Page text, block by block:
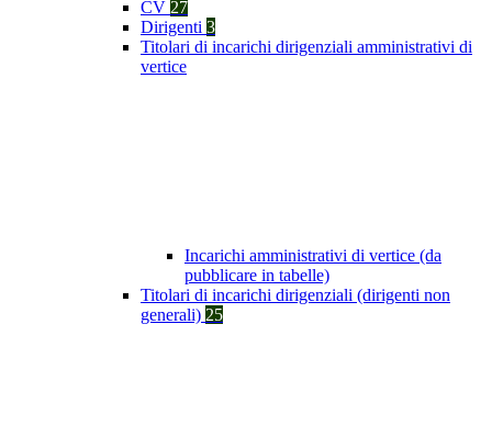
CV 27
Dirigenti 3
Titolari di incarichi dirigenziali amministrativi di
vertice
Incarichi amministrativi di vertice (da
pubblicare in tabelle)
Titolari di incarichi dirigenziali (dirigenti non
generali) 25